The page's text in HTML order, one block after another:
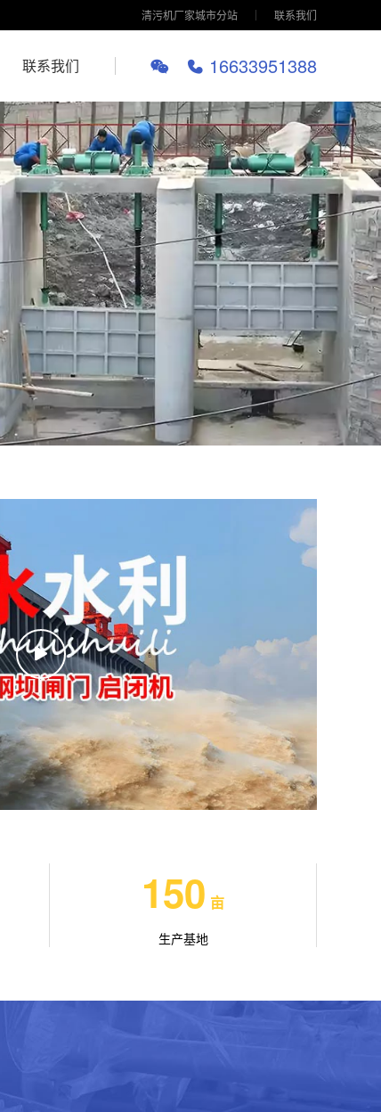
清污机厂家城市分站 联系我们
16633951388
联系我们
150 亩
生产基地